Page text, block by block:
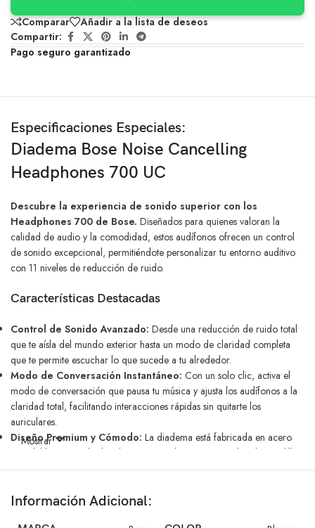
Comparar
Añadir a la lista de deseos
Compartir:
Pago seguro garantizado
Especificaciones Especiales:
Diadema Bose Noise Cancelling
Headphones 700 UC
Descubre la experiencia de sonido superior con los
Headphones 700 de Bose. Diseñados para quienes valoran la
calidad de audio y la comodidad, estos audífonos ofrecen un control
de sonido excepcional, permitiéndote personalizar tu entorno auditivo
con 11 niveles de reducción de ruido.
Características Destacadas
Control de Sonido Avanzado: Desde una reducción de ruido total
que te aísla del mundo exterior hasta un modo de claridad completa
que te permite escuchar lo que sucede a tu alrededor.
Modo de Conversación Instantáneo: Con un solo clic, activa el
modo de conversación que pausa tu música y ajusta los audífonos a la
claridad total, facilitando interacciones rápidas sin quitarte los
auriculares.
Diseño Premium y Cómodo: La diadema está fabricada en acero
inoxidable con acabados de primer nivel, mientras que las almohadillas
son de espuma con textura de gel ultrasuave, garantizando comodidad
Beneficios Clave
Mostrar
Información Adicional: